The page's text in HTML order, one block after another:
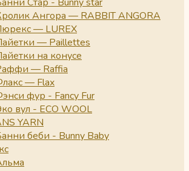
Ангора — RABBIT ANGORA
— LUREX
— Paillettes
на конусе
— Raffia
— Flax
фур - Fancy Fur
вул - ECO WOOL
YARN
беби - Bunny Baby